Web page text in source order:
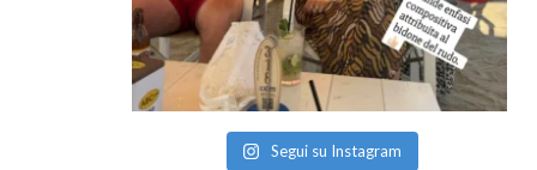
Segui su Instagram